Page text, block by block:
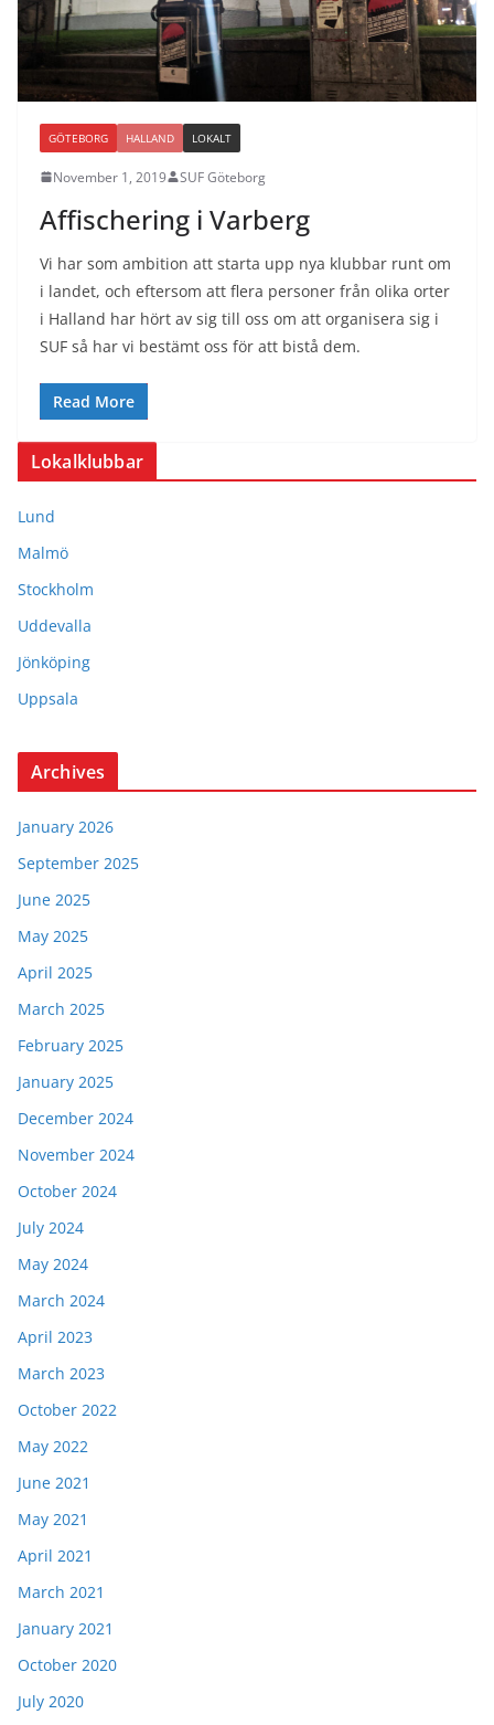
GÖTEBORG HALLAND LOKALT
November 1, 2019 SUF Göteborg
Affischering i Varberg
Vi har som ambition att starta upp nya klubbar runt om
i landet, och eftersom att flera personer från olika orter
i Halland har hört av sig till oss om att organisera sig i
SUF så har vi bestämt oss för att bistå dem.
Read More
Lokalklubbar
Lund
Malmö
Stockholm
Uddevalla
Jönköping
Uppsala
Archives
January 2026
September 2025
June 2025
May 2025
April 2025
March 2025
February 2025
January 2025
December 2024
November 2024
October 2024
July 2024
May 2024
March 2024
April 2023
March 2023
October 2022
May 2022
June 2021
May 2021
April 2021
March 2021
January 2021
October 2020
July 2020